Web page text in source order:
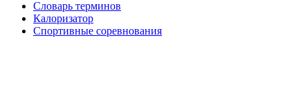
Словарь терминов
Калоризатор
Спортивные соревнования